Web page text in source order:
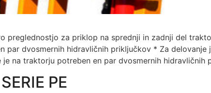
preglednostjo za priklop na sprednji in zadnji del
par dvosmernih hidravličnih priključkov * Za
na traktorju potreben en par dvosmernih hidravličnih
PE